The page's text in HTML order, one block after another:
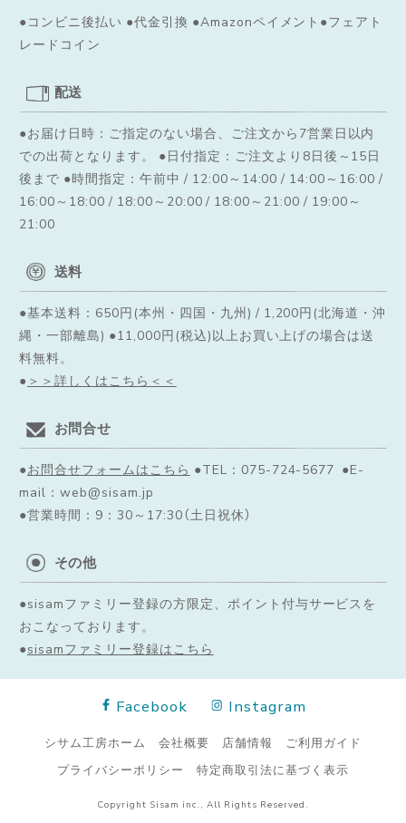
●コンビニ後払い ●代金引換 ●Amazonペイメント●フェアト
レードコイン
配送
●お届け日時：ご指定のない場合、ご注文から7営業日以内
での出荷となります。
●日付指定：ご注文より8日後～15日
後まで ●時間指定：午前中 / 12:00～14:00 / 14:00～16:00 /
16:00～18:00 / 18:00～20:00 / 18:00～21:00 / 19:00～
21:00
送料
●基本送料：650円(本州・四国・九州) / 1,200円(北海道・沖
縄・一部離島) ●11,000円(税込)以上お買い上げの場合は送
料無料。
● ＞＞詳しくはこちら＜＜
お問合せ
●お問合せフォームはこちら ●TEL：075-724-5677 ●E-
mail：web@sisam.jp
●営業時間：9：30～17:30（土日祝休）
その他
●sisamファミリー登録の方限定、ポイント付与サービスを
おこなっております。
●sisamファミリー登録はこちら
Facebook Instagram
シサム工房ホーム 会社概要 店舗情報
ご利用ガイド
プライバシーポリシー
特定商取引法に基づく表示
Copyright Sisam inc., All Rights Reserved.